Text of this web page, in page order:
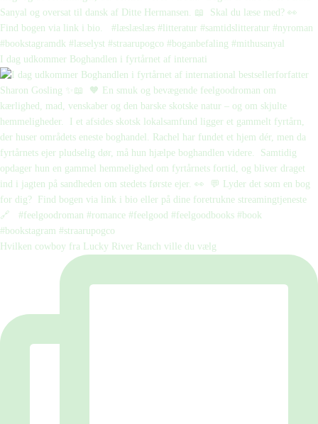
I dag udkommer Boghandlen i fyrtårnet af internati
Hvilken cowboy fra Lucky River Ranch ville du vælg